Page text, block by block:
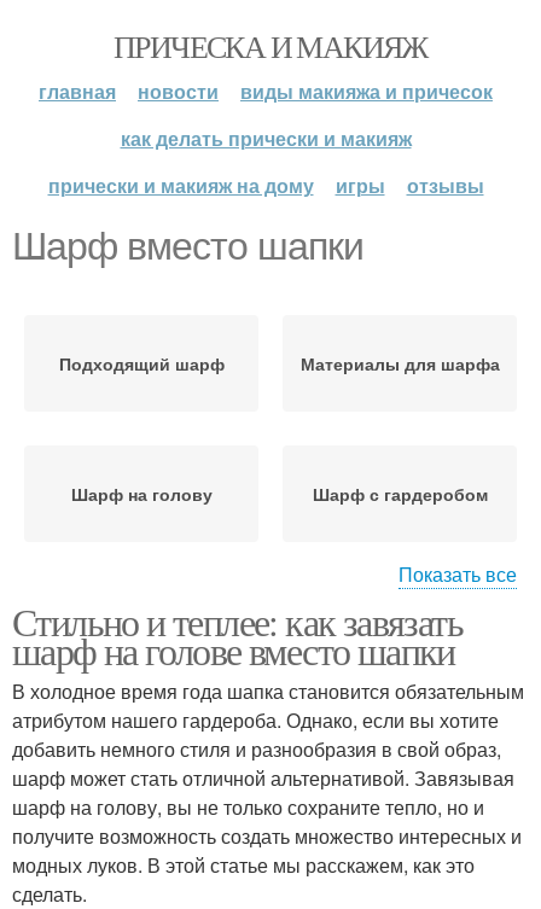
ПРИЧЕСКА И МАКИЯЖ
главная новости
виды макияжа и причесок
как делать прически и макияж
прически и макияж на дому
игры отзывы
Шарф вместо шапки
Подходящий шарф Материалы для шарфа
Шарф на голову Шарф с гардеробом
Шарф для ношения Шарф на голове
Шарф для замены Тюрбан из шарфа
Показать все
Стильно и теплее: как завязать
шарф на голове вместо шапки
В холодное время года шапка становится обязательным
атрибутом нашего гардероба. Однако, если вы хотите
добавить немного стиля и разнообразия в свой образ,
шарф может стать отличной альтернативой. Завязывая
шарф на голову, вы не только сохраните тепло, но и
получите возможность создать множество интересных и
модных луков. В этой статье мы расскажем, как это
сделать.